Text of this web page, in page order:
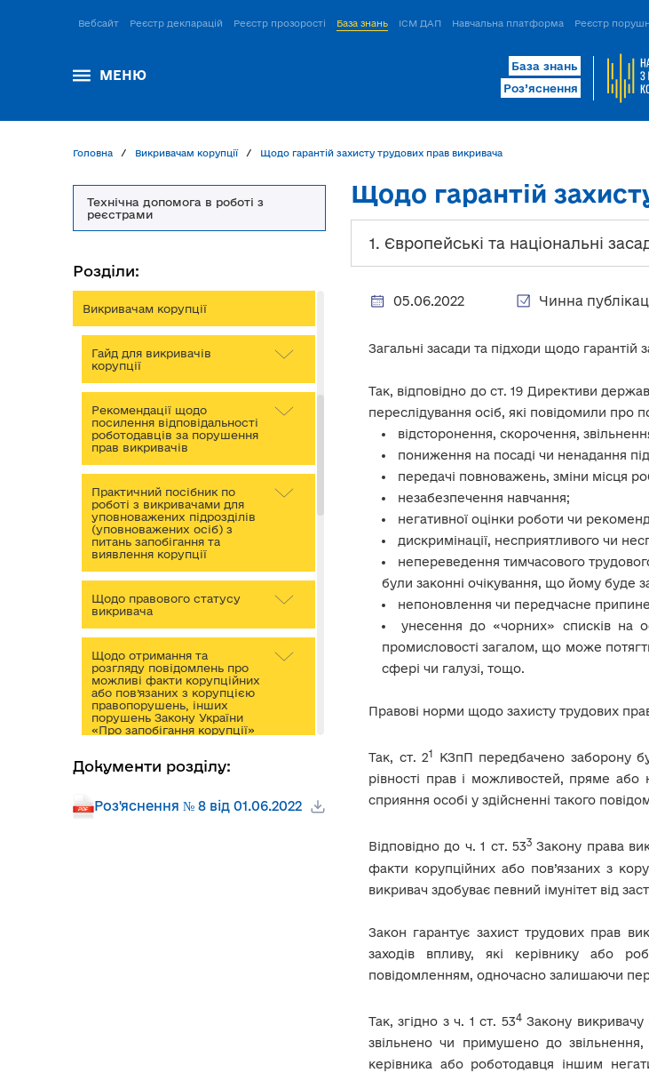
Вебсайт Реєстр декларацій Реєстр прозорості База знань ІСМ ДАП Навчальна платформа Реєстр
МЕНЮ
База знань
Роз’яснення
Головна Викривачам корупції Щодо гарантій захисту трудових прав викривача
Технічна допомога в роботі з
реєстрами
Розділи:
Викривачам корупції
Гайд для викривачів
корупції
Рекомендації щодо
посилення відповідальності
роботодавців за порушення
прав викривачів
Практичний посібник по
роботі з викривачами для
уповноважених підрозділів
(уповноважених осіб) з
питань запобігання та
виявлення корупції
Щодо правового статусу
викривача
Щодо отримання та
розгляду повідомлень про
можливі факти корупційних
або пов’язаних з корупцією
правопорушень, інших
порушень Закону України
«Про запобігання корупції»
Єдиний портал повідомлень
Документи розділу:
Роз'яснення № 8 від 01.06.2022
Щодо гарантій
1. Європейські та національні
05.06.2022 Чинна
Загальні засади та підходи щодо гарантій
Так, відповідно до ст. 19 Директиви
переслідування осіб, які повідомили про
відсторонення, скорочення,
пониження на посаді чи ненадання
передачі повноважень, зміни місця
незабезпечення навчання;
негативної оцінки роботи чи
дискримінації, несприятливого чи
непереведення тимчасового
були законні очікування, що йому буде
непоновлення чи передчасне
унесення до «чорних» списків на
промисловості загалом, що може
сфері чи галузі, тощо.
Правові норми щодо захисту трудових
Так, ст. 21
КЗпП передбачено заборону
рівності прав і можливостей, пряме
сприяння особі у здійсненні такого
Відповідно до ч. 1 ст. 533 Закону права
факти корупційних або пов’язаних з
викривач здобуває певний імунітет від
Закон гарантує захист трудових прав
заходів впливу, які керівнику або
повідомленням, одночасно залишаючи
Так, згідно з ч. 1 ст. 534Закону викривачу
звільнено чи примушено до звільнення,
керівника або роботодавця іншим